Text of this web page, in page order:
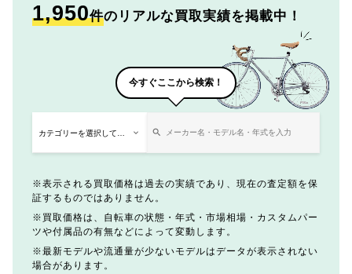
1,950件のリアルな買取実績を掲載中！
今すぐここから検索！
表示される買取価格は過去の実績であり、現在の査定額を保
証するものではありません。
買取価格は、自転車の状態・年式・市場相場・カスタムパー
ツや付属品の有無などによって変動します。
最新モデルや流通量が少ないモデルはデータが表示されない
場合があります。